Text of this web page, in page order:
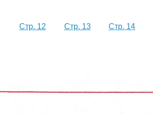
Стр. 12 Стр. 13 Стр. 14